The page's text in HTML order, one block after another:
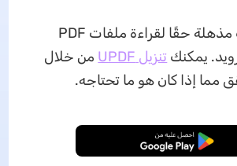
هذه الميزات مذهلة حقًا لقراءة ملفات PDF
يمكنك تنزيل UPDF
من خلال
مما إذا كان هو ما تحتاجه.
تنزيل مجاني